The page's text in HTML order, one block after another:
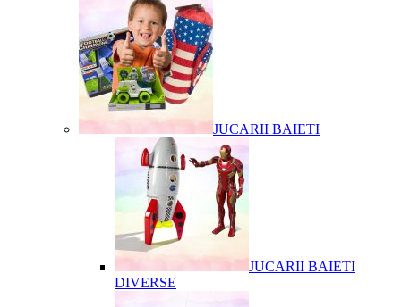
JUCARII BAIETI
JUCARII BAIETI
DIVERSE